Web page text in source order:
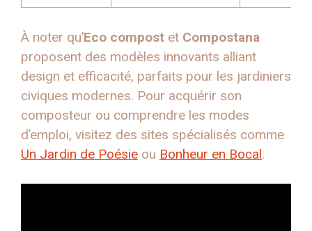
À noter qu’Eco compost et Compostana
proposent des modèles innovants alliant
design et efficacité, parfaits pour les jardiniers
civiques modernes. Pour acquérir son
composteur ou comprendre les modes
d’emploi, visitez des sites spécialisés comme
Un Jardin de Poésie ou Bonheur en Bocal.